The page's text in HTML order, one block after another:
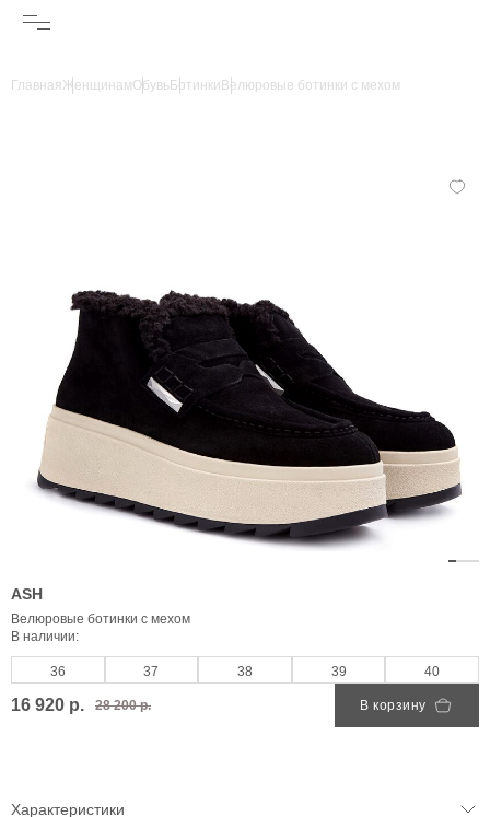
ГлавнаяЖенщинамОбувьБотинки Велюровые ботинки с мехом
ASH
Велюровые ботинки с мехом
В наличии:
36 37 38 39 40
16 920 р. 28 200 р. В корзину
Характеристики